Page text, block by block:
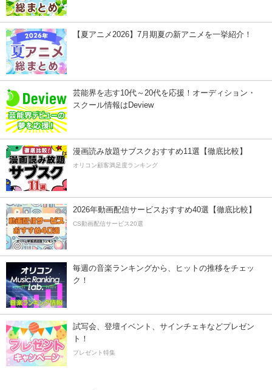
【夏アニメ2026】7月期夏の新アニメを一挙紹介！
芸能界を志す10代～20代を応援！オーディション・
スクール情報はDeview
漫画読み放題サブスクおすすめ11選【徹底比較】
オリコン顧客満足度ランキング
2026年動画配信サービスおすすめ40選【徹底比較】
CS動画配信サービス20選
毎週の音楽ランキングから、ヒットの推移をチェッ
ク！
試写会、登壇イベント、サインチェキなどプレゼン
ト！
プレゼント特集